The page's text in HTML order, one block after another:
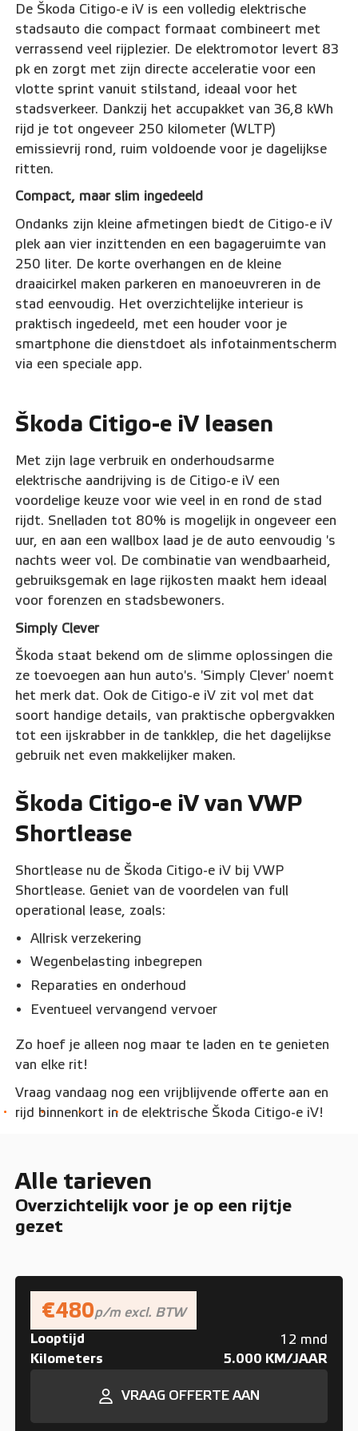
De Škoda Citigo-e iV is een volledig elektrische
stadsauto die compact formaat combineert met
verrassend veel rijplezier. De elektromotor levert 83
pk en zorgt met zijn directe acceleratie voor een
vlotte sprint vanuit stilstand, ideaal voor het
stadsverkeer. Dankzij het accupakket van 36,8 kWh
rijd je tot ongeveer 250 kilometer (WLTP)
emissievrij rond, ruim voldoende voor je dagelijkse
ritten.
Compact, maar slim ingedeeld
Ondanks zijn kleine afmetingen biedt de Citigo-e iV
plek aan vier inzittenden en een bagageruimte van
250 liter. De korte overhangen en de kleine
draaicirkel maken parkeren en manoeuvreren in de
stad eenvoudig. Het overzichtelijke interieur is
praktisch ingedeeld, met een houder voor je
smartphone die dienstdoet als infotainmentscherm
via een speciale app.
Škoda Citigo-e iV leasen
Met zijn lage verbruik en onderhoudsarme
elektrische aandrijving is de Citigo-e iV een
voordelige keuze voor wie veel in en rond de stad
rijdt. Snelladen tot 80% is mogelijk in ongeveer een
uur, en aan een wallbox laad je de auto eenvoudig 's
nachts weer vol. De combinatie van wendbaarheid,
gebruiksgemak en lage rijkosten maakt hem ideaal
voor forenzen en stadsbewoners.
Simply Clever
Škoda staat bekend om de slimme oplossingen die
ze toevoegen aan hun auto's. 'Simply Clever' noemt
het merk dat. Ook de Citigo-e iV zit vol met dat
soort handige details, van praktische opbergvakken
tot een ijskrabber in de tankklep, die het dagelijkse
gebruik net even makkelijker maken.
Škoda Citigo-e iV van VWP
Shortlease
Shortlease nu de Škoda Citigo-e iV bij VWP
Shortlease. Geniet van de voordelen van full
operational lease, zoals:
Allrisk verzekering
Wegenbelasting inbegrepen
Reparaties en onderhoud
Eventueel vervangend vervoer
Zo hoef je alleen nog maar te laden en te genieten
van elke rit!
Vraag vandaag nog een vrijblijvende offerte aan en
rijd binnenkort in de elektrische Škoda Citigo-e iV!
Alle tarieven
Overzichtelijk voor je op een rijtje
gezet
€480p/m excl. BTW
Looptijd
12 mnd
Kilometers 5.000 KM/JAAR
VRAAG OFFERTE AAN